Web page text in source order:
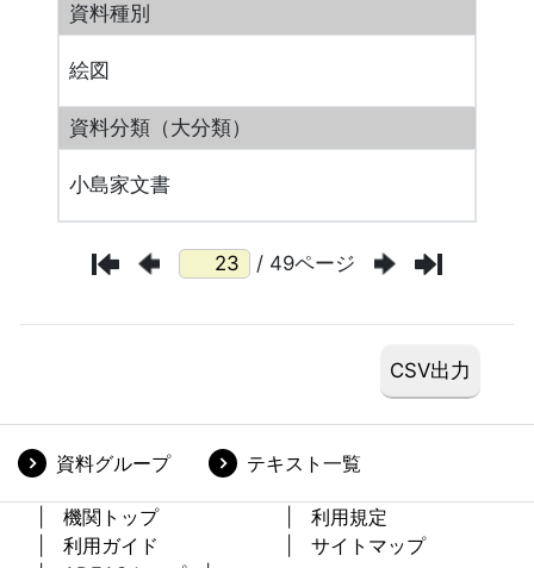
資料種別
絵図
資料分類（大分類）
小島家文書
/ 49ページ
資料グループ テキスト一覧
機関トップ
利用規定
利用ガイド
サイトマップ